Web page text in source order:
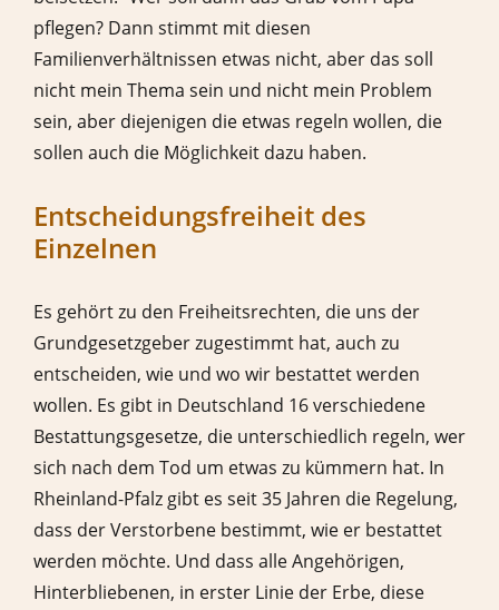
pflegen? Dann stimmt mit diesen
Familienverhältnissen etwas nicht, aber das soll
nicht mein Thema sein und nicht mein Problem
sein, aber diejenigen die etwas regeln wollen, die
sollen auch die Möglichkeit dazu haben.
Entscheidungsfreiheit des
Einzelnen
Es gehört zu den Freiheitsrechten, die uns der
Grundgesetzgeber zugestimmt hat, auch zu
entscheiden, wie und wo wir bestattet werden
wollen. Es gibt in Deutschland 16 verschiedene
Bestattungsgesetze, die unterschiedlich regeln, wer
sich nach dem Tod um etwas zu kümmern hat. In
Rheinland-Pfalz gibt es seit 35 Jahren die Regelung,
dass der Verstorbene bestimmt, wie er bestattet
werden möchte. Und dass alle Angehörigen,
Hinterbliebenen, in erster Linie der Erbe, diese